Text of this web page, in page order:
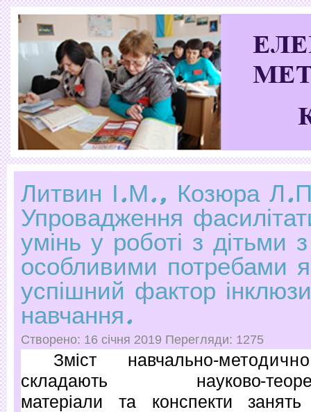
Литвин І.М., Козюра
Упровадження
умінь у роботі з дітьми з
особливими потребами
успішний фактор
навчання.
Створено: 16 січня 2019 Перегляди: 1275
Зміст навчально-
складають науково-
матеріали та конспекти занять